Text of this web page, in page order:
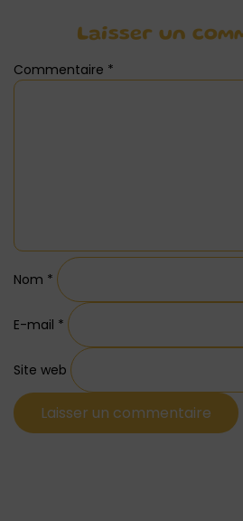
Laisser un
Commentaire *
Nom *
E-mail *
Site web